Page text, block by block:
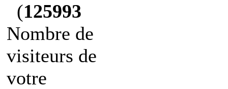
(125993
Nombre de
visiteurs de
votre